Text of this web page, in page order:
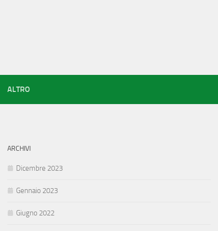
ALTRO
ARCHIVI
Dicembre 2023
Gennaio 2023
Giugno 2022